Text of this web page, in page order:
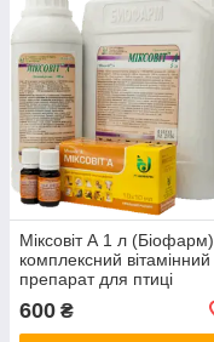
Міксовіт А 1 л (Біофарм)
комплексний вітамінний
препарат для птиці
600 ₴